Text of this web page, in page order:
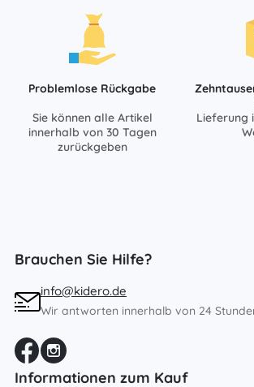
Problemlose Rückgabe
Sie können alle Artikel
innerhalb von 30 Tagen
zurückgeben
Lieferung
Brauchen Sie Hilfe?
info@kidero.de
Wir antworten innerhalb von 24
Informationen zum Kauf